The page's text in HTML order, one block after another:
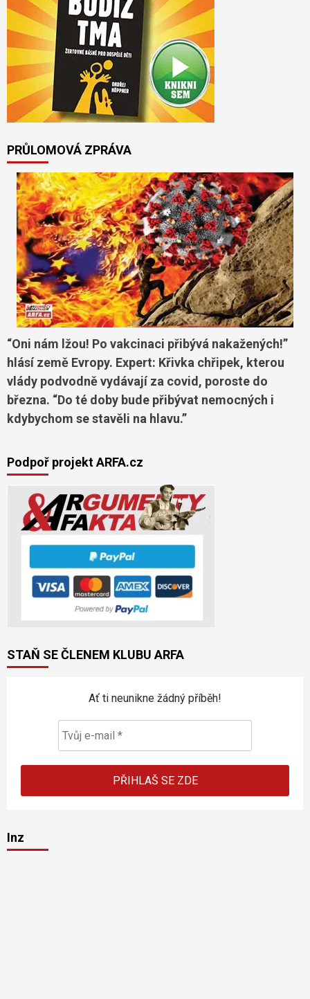
PRŮLOMOVÁ ZPRÁVA
“Oni nám lžou! Po vakcinaci přibývá nakažených!”
hlásí země Evropy. Expert: Křivka chřipek, kterou
vlády podvodně vydávají za covid, poroste do
března. “Do té doby bude přibývat nemocných i
kdybychom se stavěli na hlavu.”
Podpoř projekt ARFA.cz
STAŇ SE ČLENEM KLUBU ARFA
Ať ti neunikne žádný příběh!
Inz